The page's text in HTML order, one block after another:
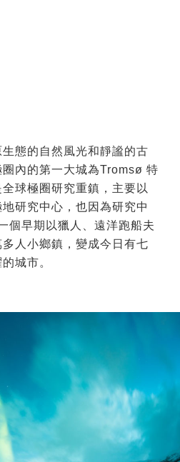
態的自然風光和靜謐的古
內的第一大城為Tromsø 特
球極圈研究重鎮，主要以
研究中心，也因為研究中
個早期以獵人、遠洋跑船夫
人小鄉鎮，變成今日有七
城市。